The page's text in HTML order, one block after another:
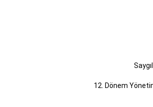
12. Dönem